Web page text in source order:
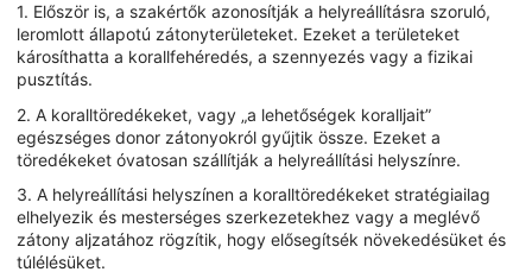
1. Először is, a szakértők azonosítják a helyreállításra szoruló,
leromlott állapotú zátonyterületeket. Ezeket a területeket
károsíthatta a korallfehéredés, a szennyezés vagy a fizikai
pusztítás.
2. A koralltöredékeket, vagy „a lehetőségek koralljait”
egészséges donor zátonyokról gyűjtik össze. Ezeket a
töredékeket óvatosan szállítják a helyreállítási helyszínre.
3. A helyreállítási helyszínen a koralltöredékeket stratégiailag
elhelyezik és mesterséges szerkezetekhez vagy a meglévő
zátony aljzatához rögzítik, hogy elősegítsék növekedésüket és
túlélésüket.